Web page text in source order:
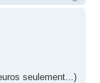
seulement...)